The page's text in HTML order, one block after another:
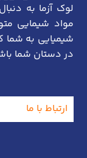
لوک آزما به
مواد شیمایی
شیمیایی به شما
در دستان شما
ارتباط با ما